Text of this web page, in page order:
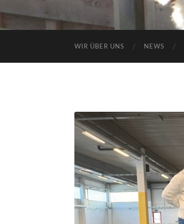
WIR ÜBER UNS NEWS